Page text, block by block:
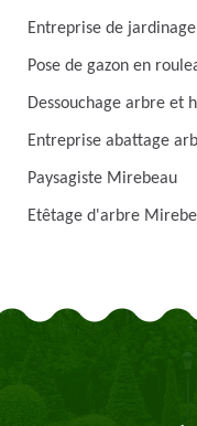
Entreprise de
Pose de gazon en
Dessouchage arbre et
Entreprise abattage
Paysagiste Mirebeau
Etêtage d'arbre